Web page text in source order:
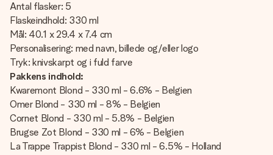
Antal flasker: 5
Flaskeindhold: 330 ml
Mål: 40.1 x 29.4 x 7.4 cm
Personalisering: med navn, billede og/eller logo
Tryk: knivskarpt og i fuld farve
Pakkens indhold:
Kwaremont Blond - 330 ml - 6.6% - Belgien
Omer Blond - 330 ml - 8% - Belgien
Cornet Blond - 330 ml - 5.8% - Belgien
Brugse Zot Blond - 330 ml - 6% - Belgien
La Trappe Trappist Blond - 330 ml - 6.5% - Holland